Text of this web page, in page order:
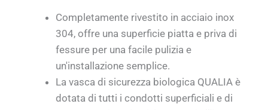
Completamente rivestito in acciaio inox
304, offre una superficie piatta e priva di
fessure per una facile pulizia e
un'installazione semplice.
La vasca di sicurezza biologica QUALIA è
dotata di tutti i condotti superficiali e di